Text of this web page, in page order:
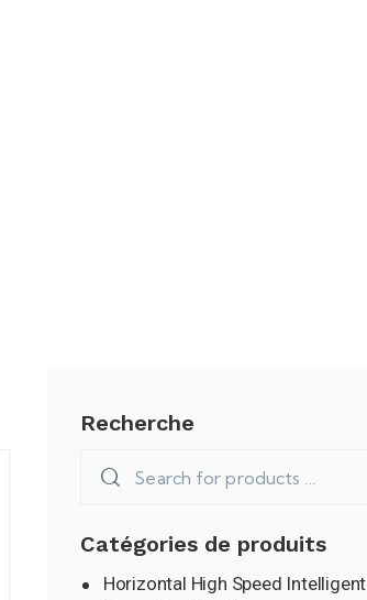
Recherche
Catégories de produits
Horizontal High Speed Intelligent